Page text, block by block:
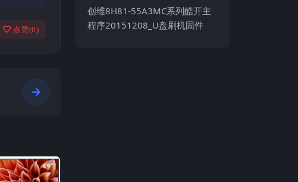
点赞(0)
创维8H81-55A3MC系列酷开主
程序20151208_U盘刷机固件